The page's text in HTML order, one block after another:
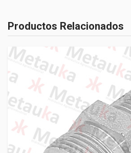
Productos Relacionados